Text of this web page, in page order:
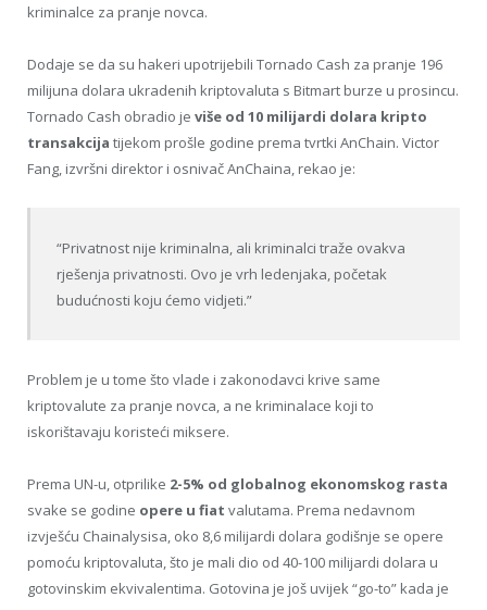
kriminalce za pranje novca.
Dodaje se da su hakeri upotrijebili Tornado Cash za pranje 196
milijuna dolara ukradenih kriptovaluta s Bitmart burze u prosincu.
Tornado Cash obradio je više od 10 milijardi dolara kripto
transakcija tijekom prošle godine prema tvrtki AnChain. Victor
Fang, izvršni direktor i osnivač AnChaina, rekao je:
“Privatnost nije kriminalna, ali kriminalci traže ovakva
rješenja privatnosti. Ovo je vrh ledenjaka, početak
budućnosti koju ćemo vidjeti.”
Problem je u tome što vlade i zakonodavci krive same
kriptovalute za pranje novca, a ne kriminalace koji to
iskorištavaju koristeći miksere.
Prema UN-u, otprilike 2-5% od globalnog ekonomskog rasta
svake se godine opere u fiat valutama. Prema nedavnom
izvješću Chainalysisa, oko 8,6 milijardi dolara godišnje se opere
pomoću kriptovaluta, što je mali dio od 40-100 milijardi dolara u
gotovinskim ekvivalentima. Gotovina je još uvijek “go-to” kada je